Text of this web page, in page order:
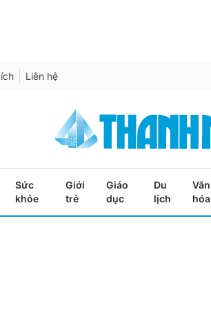
Liên hệ
Sức
khỏe
Giới
trẻ
Giáo
dục
Du
lịch
Văn
hóa